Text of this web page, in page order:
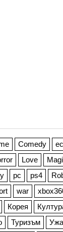
Comedy
Love
pc ps4
war
Корея
Туризъм